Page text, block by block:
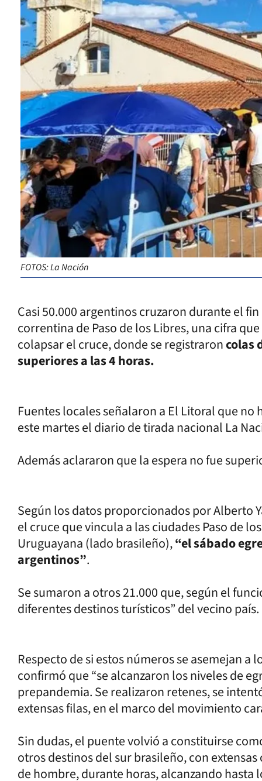
FOTOS: La Nación
Casi 50.000 argentinos cruzaron durante el
correntina de Paso de los Libres, una cifra
colapsar el cruce, donde se registraroncolas
superiores a las 4 horas.
Fuentes locales señalaron a El Litoral que
este martes el diario de tirada nacional La
Además aclararon que la espera no fue
Según los datos proporcionados por Alberto
el cruce que vincula a las ciudades Paso de
Uruguayana (lado brasileño),“el sábado
argentinos”.
Se sumaron a otros 21.000 que, según el
diferentes destinos turísticos” del vecino país.
Respecto de si estos números se asemejan a
confirmó que “se alcanzaron los niveles de
prepandemia. Se realizaron retenes, se
extensas filas, en el marco del movimiento
Sin dudas, el puente volvió a constituirse
otros destinos del sur brasileño, con
de hombre, durante horas, alcanzando